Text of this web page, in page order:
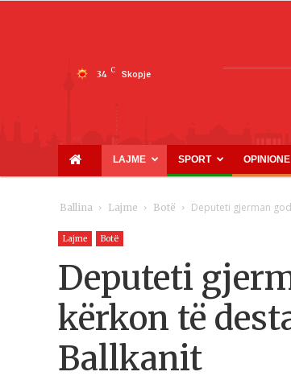
34 C Skopje
LAJME SPORT OPINIONE
Ballina Lajme Botë Deputeti gjerman
Lajme Botë
Deputeti
kërkon të
Ballkanit